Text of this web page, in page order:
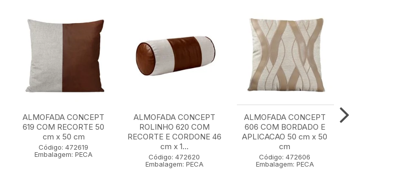
ALMOFADA CONCEPT
619 COM RECORTE 50
cm x 50 cm
Código: 472619
Embalagem: PECA
ALMOFADA CONCEPT
ROLINHO 620 COM
RECORTE E CORDONE 46
cm x 1...
Código: 472620
Embalagem: PECA
ALMOFADA CONCEPT
606 COM BORDADO E
APLICACAO 50 cm x 50
cm
Código: 472606
Embalagem: PECA